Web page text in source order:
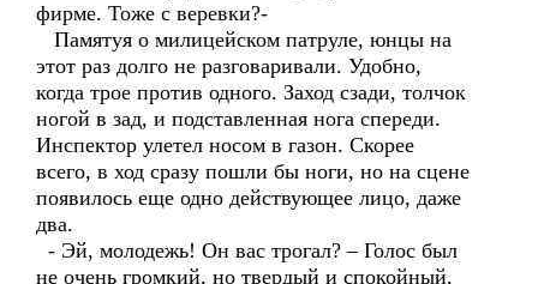
фирме. Тоже с веревки?-
Памятуя о милицейском патруле, юнцы на
этот раз долго не разговаривали. Удобно,
когда трое против одного. Заход сзади, толчок
ногой в зад, и подставленная нога спереди.
Инспектор улетел носом в газон. Скорее
всего, в ход сразу пошли бы ноги, но на сцене
появилось еще одно действующее лицо, даже
два.
- Эй, молодежь! Он вас трогал? – Голос был
не очень громкий, но твердый и спокойный,